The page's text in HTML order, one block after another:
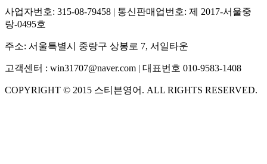
사업자번호: 315-08-79458 | 통신판매업번호: 제 2017-서울중
랑-0495호
주소: 서울특별시 중랑구 상봉로 7, 서일타운
고객센터 : win31707@naver.com | 대표번호 010-9583-1408
COPYRIGHT © 2015 스티븐영어 . ALL RIGHTS RESERVED.